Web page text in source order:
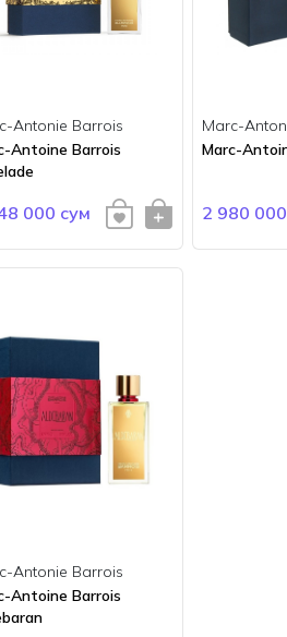
Antonie Barrois
Antoine Barrois
000 сум
Marc-
Marc-
2 980
Antonie Barrois
Antoine Barrois